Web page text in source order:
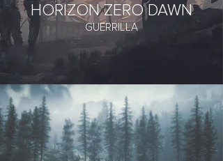
HORIZON ZERO DAWN
GUERRILLA